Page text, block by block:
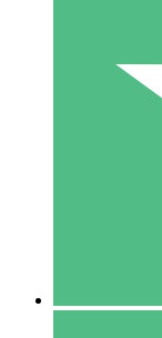
Paga a